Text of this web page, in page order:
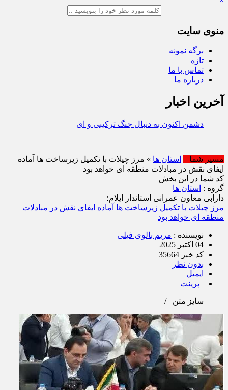
منوی سایت
برگه نمونه
تازه
تماس با ما
درباره ما
آخرین اخبار
دشمن اکنون به دنبال جنگ ترکیبی و ایجاد شکاف داخلی است
مسیر شما
استان ها » مرز چیلات با تکمیل زیرساخت‌ ها آماده
ایفای نقش در مبادلات منطقه‌ ای خواهد بود
کد شما در این بخش
گروه : استان ها
دارابی معاون عمرانی استاندار ایلام؛
مرز چیلات با تکمیل زیرساخت‌ ها آماده ایفای نقش در مبادلات
نویسنده :مریم بالوی فیلی
04 اکتبر 2025
کد خبر 35664
بدون نظر
ایمیل